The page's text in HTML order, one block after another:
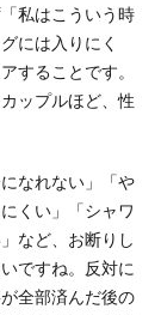
私はこういう時
には入りにく
することです。
ップルほど、性
なれない」「や
くい」「シャワ
など、お断りし
ですね。反対に
全部済んだ後の